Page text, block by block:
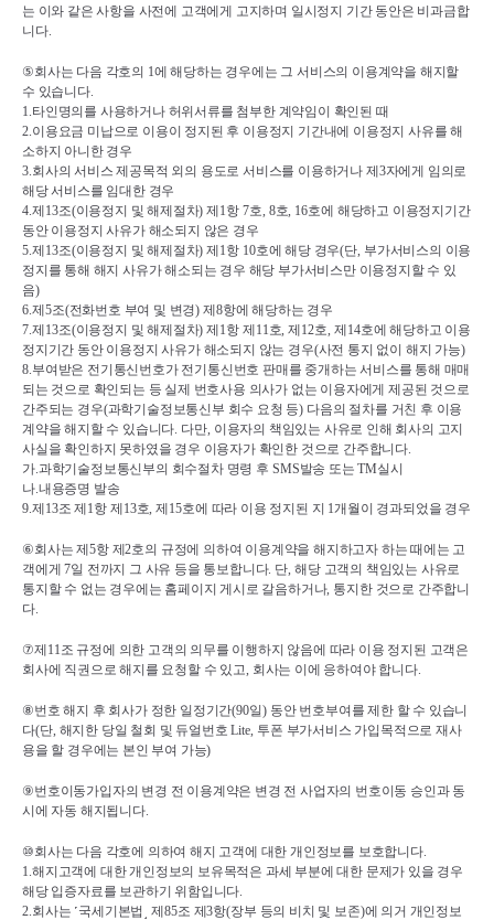
는 이와 같은 사항을 사전에 고객에게 고지하며 일시정지 기간 동안은 비과금합
니다.
⑤회사는 다음 각호의 1에 해당하는 경우에는 그 서비스의 이용계약을 해지할
수 있습니다.
1.타인명의를 사용하거나 허위서류를 첨부한 계약임이 확인된 때
2.이용요금 미납으로 이용이 정지된 후 이용정지 기간내에 이용정지 사유를 해
소하지 아니한 경우
3.회사의 서비스 제공목적 외의 용도로 서비스를 이용하거나 제 3자에게 임의로
해당 서비스를 임대한 경우
4.제 13조(이용정지 및 해제절차) 제 1항 7호, 8호, 16호에 해당하고 이용정지기간
동안 이용정지 사유가 해소되지 않은 경우
5.제 13조(이용정지 및 해제절차) 제 1항 10호에 해당 경우(단, 부가서비스의 이용
정지를 통해 해지 사유가 해소되는 경우 해당 부가서비스만 이용정지할 수 있
음)
6.제 5조(전화번호 부여 및 변경) 제8항에 해당하는 경우
7.제 13조(이용정지 및 해제절차) 제 1항 제 11호, 제 12호, 제 14호에 해당하고 이용
정지기간 동안 이용정지 사유가 해소되지 않는 경우(사전 통지 없이 해지 가능)
8.부여받은 전기통신번호가 전기통신번호 판매를 중개하는 서비스를 통해 매매
되는 것으로 확인되는 등 실제 번호사용 의사가 없는 이용자에게 제공된 것으로
간주되는 경우(과학기술정보통신부 회수 요청 등) 다음의 절차를 거친 후 이용
계약을 해지할 수 있습니다. 다만, 이용자의 책임있는 사유로 인해 회사의 고지
사실을 확인하지 못하였을 경우 이용자가 확인한 것으로 간주합니다.
가.과학기술정보통신부의 회수절차 명령 후 SMS발송 또는 TM실시
나.내용증명 발송
9.제 13조 제 1항 제 13호, 제 15호에 따라 이용 정지된 지 1개월이 경과되었을 경우
⑥회사는 제 5항 제2호의 규정에 의하여 이용계약을 해지하고자 하는 때에는 고
객에게 7일 전까지 그 사유 등을 통보합니다. 단, 해당 고객의 책임있는 사유로
통지할 수 없는 경우에는 홈페이지 게시로 갈음하거나, 통지한 것으로 간주합니
다.
⑦제 11조 규정에 의한 고객의 의무를 이행하지 않음에 따라 이용 정지된 고객은
회사에 직권으로 해지를 요청할 수 있고, 회사는 이에 응하여야 합니다.
⑧번호 해지 후 회사가 정한 일정기간(90일) 동안 번호부여를 제한 할 수 있습니
다(단, 해지한 당일 철회 및 듀얼번호 Lite, 투폰 부가서비스 가입목적으로 재사
용을 할 경우에는 본인 부여 가능)
⑨번호이동가입자의 변경 전 이용계약은 변경 전 사업자의 번호이동 승인과 동
시에 자동 해지됩니다.
⑩회사는 다음 각호에 의하여 해지 고객에 대한 개인정보를 보호합니다.
1.해지고객에 대한 개인정보의 보유목적은 과세 부분에 대한 문제가 있을 경우
해당 입증자료를 보관하기 위함입니다.
2.회사는 ˹국세기본법 ˼ 제85조 제3항(장부 등의 비치 및 보존)에 의거 개인정보